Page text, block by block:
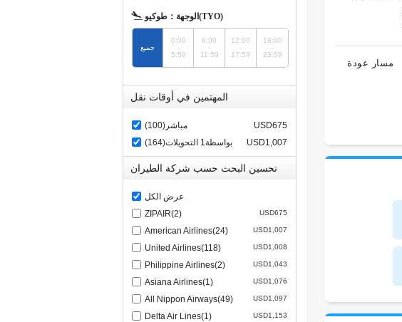
الوجهة： طوكيو(TYO)
جميع
0:00
-
5:59
6:00
-
11:59
12:00
-
17:59
18:00
-
23:59
المهتمين في أوقات نقل
مباشر(100)
USD675
بواسطة1 التحويلات(164)
USD1,007
تحسين البحث حسب شركة الطيران
عرض الكل
ZIPAIR(2)
USD675
American Airlines(24) USD1,007
United Airlines(118) USD1,008
Philippine Airlines(2) USD1,043
Asiana Airlines(1) USD1,076
All Nippon Airways(49) USD1,097
Delta Air Lines(1) USD1,153
مسار عودة